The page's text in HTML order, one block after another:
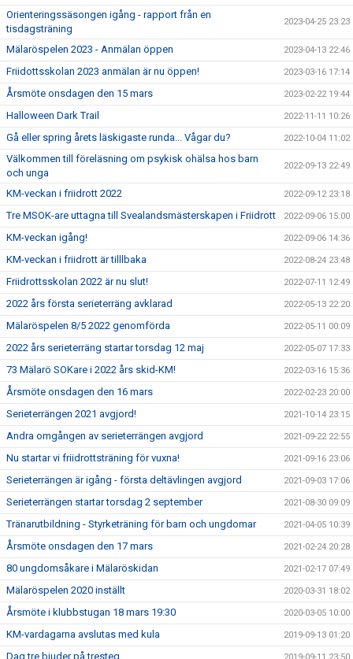
Orienteringssäsongen igång - rapport från en
tisdagsträning
2023-04-25 23:23
Mälaröspelen 2023 - Anmälan öppen 2023-04-13 22:46
Friidottsskolan 2023 anmälan är nu öppen! 2023-03-16 17:14
Årsmöte onsdagen den 15 mars 2023-02-22 19:44
Halloween Dark Trail 2022-11-11 10:26
Gå eller spring årets läskigaste runda... Vågar du? 2022-10-04 11:02
Välkommen till föreläsning om psykisk ohälsa hos barn
och unga
2022-09-13 22:49
KM-veckan i friidrott 2022 2022-09-12 23:18
Tre MSOK-are uttagna till Svealandsmästerskapen i Friidrott 2022-09-06 15:00
KM-veckan igång! 2022-09-06 14:36
KM-veckan i friidrott är tilllbaka 2022-08-24 23:48
Friidrottsskolan 2022 är nu slut! 2022-07-11 12:49
2022 års första serieterräng avklarad 2022-05-13 22:20
Mälaröspelen 8/5 2022 genomförda 2022-05-11 00:09
2022 års serieterräng startar torsdag 12 maj 2022-05-07 17:33
73 Mälarö SOKare i 2022 års skid-KM! 2022-03-16 15:36
Årsmöte onsdagen den 16 mars 2022-02-23 20:00
Serieterrängen 2021 avgjord! 2021-10-14 23:15
Andra omgången av serieterrängen avgjord 2021-09-22 22:55
Nu startar vi friidrottsträning för vuxna! 2021-09-16 23:06
Serieterrängen är igång - första deltävlingen avgjord 2021-09-03 17:06
Serieterrängen startar torsdag 2 september 2021-08-30 09:09
Tränarutbildning - Styrketräning för barn och ungdomar 2021-04-05 10:39
Årsmöte onsdagen den 17 mars 2021-02-24 20:28
80 ungdomsåkare i Mälaröskidan 2021-02-17 07:49
Mälaröspelen 2020 inställt 2020-03-31 18:02
Årsmöte i klubbstugan 18 mars 19:30 2020-03-05 10:00
KM-vardagarna avslutas med kula 2019-09-13 01:20
Dag tre bjuder på tresteg